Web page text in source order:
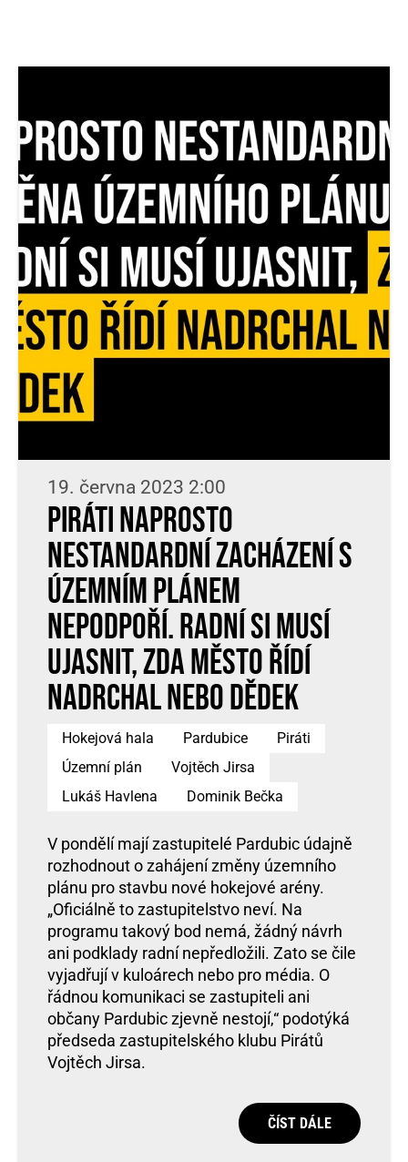
19. června 2023 2:00
Piráti naprosto
nestandardní zacházení s
územním plánem
nepodpoří. Radní si musí
ujasnit, zda město řídí
Nadrchal nebo Dědek
Hokejová hala Pardubice
Piráti
Územní plán
Vojtěch Jirsa
Lukáš Havlena
Dominik Bečka
V pondělí mají zastupitelé Pardubic údajně
rozhodnout o zahájení změny územního
plánu pro stavbu nové hokejové arény.
„Oficiálně to zastupitelstvo neví. Na
programu takový bod nemá, žádný návrh
ani podklady radní nepředložili. Zato se čile
vyjadřují v kuloárech nebo pro média. O
řádnou komunikaci se zastupiteli ani
občany Pardubic zjevně nestojí,“ podotýká
předseda zastupitelského klubu Pirátů
Vojtěch Jirsa.
ČÍST DÁLE